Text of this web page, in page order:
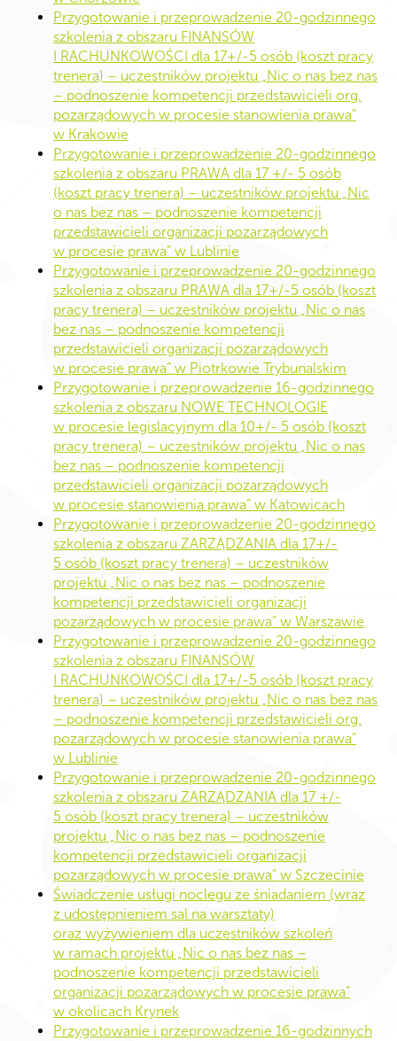
Przygotowanie i przeprowadzenie 20-godzinnego
szkolenia z obszaru FINANSÓW
I RACHUNKOWOŚCI dla 17+/-5 osób (koszt pracy
trenera) – uczestników projektu „Nic o nas bez nas
– podnoszenie kompetencji przedstawicieli org.
pozarządowych w procesie stanowienia prawa”
w Krakowie
Przygotowanie i przeprowadzenie 20-godzinnego
szkolenia z obszaru PRAWA dla 17 +/- 5 osób
(koszt pracy trenera) – uczestników projektu „Nic
o nas bez nas – podnoszenie kompetencji
przedstawicieli organizacji pozarządowych
w procesie prawa” w Lublinie
Przygotowanie i przeprowadzenie 20-godzinnego
szkolenia z obszaru PRAWA dla 17+/-5 osób (koszt
pracy trenera) – uczestników projektu „Nic o nas
bez nas – podnoszenie kompetencji
przedstawicieli organizacji pozarządowych
w procesie prawa” w Piotrkowie Trybunalskim
Przygotowanie i przeprowadzenie 16-godzinnego
szkolenia z obszaru NOWE TECHNOLOGIE
w procesie legislacyjnym dla 10+/- 5 osób (koszt
pracy trenera) – uczestników projektu „Nic o nas
bez nas – podnoszenie kompetencji
przedstawicieli organizacji pozarządowych
w procesie stanowienia prawa” w Katowicach
Przygotowanie i przeprowadzenie 20-godzinnego
szkolenia z obszaru ZARZĄDZANIA dla 17+/-
5 osób (koszt pracy trenera) – uczestników
projektu „Nic o nas bez nas – podnoszenie
kompetencji przedstawicieli organizacji
pozarządowych w procesie prawa” w Warszawie
Przygotowanie i przeprowadzenie 20-godzinnego
szkolenia z obszaru FINANSÓW
I RACHUNKOWOŚCI dla 17+/-5 osób (koszt pracy
trenera) – uczestników projektu „Nic o nas bez nas
– podnoszenie kompetencji przedstawicieli org.
pozarządowych w procesie stanowienia prawa”
w Lublinie
Przygotowanie i przeprowadzenie 20-godzinnego
szkolenia z obszaru ZARZĄDZANIA dla 17 +/-
5 osób (koszt pracy trenera) – uczestników
projektu „Nic o nas bez nas – podnoszenie
kompetencji przedstawicieli organizacji
pozarządowych w procesie prawa” w Szczecinie
Świadczenie usługi noclegu ze śniadaniem (wraz
z udostępnieniem sal na warsztaty)
oraz wyżywieniem dla uczestników szkoleń
w ramach projektu „Nic o nas bez nas –
podnoszenie kompetencji przedstawicieli
organizacji pozarządowych w procesie prawa”
w okolicach Krynek
Przygotowanie i przeprowadzenie 16-godzinnych